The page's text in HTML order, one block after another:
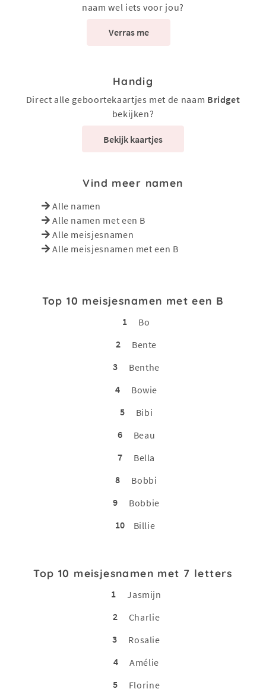
naam wel iets voor jou?
Verras me
Handig
Direct alle geboortekaartjes met de naam Bridget
bekijken?
Bekijk kaartjes
Vind meer namen
Alle namen
Alle namen met een B
Alle meisjesnamen
Alle meisjesnamen met een B
Top 10 meisjesnamen met een B
1
Bo
2
Bente
3
Benthe
4
Bowie
5
Bibi
6
Beau
7
Bella
8
Bobbi
9
Bobbie
10
Billie
Top 10 meisjesnamen met 7 letters
1
Jasmijn
2
Charlie
3
Rosalie
4
Amélie
5
Florine